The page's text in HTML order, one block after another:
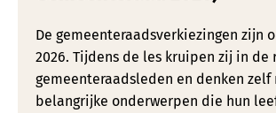
De gemeenteraadsverkiezingen zijn
2026. Tijdens de les kruipen zij in de
gemeenteraadsleden en denken zelf
belangrijke onderwerpen die hun